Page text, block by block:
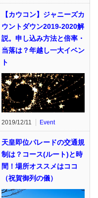
【カウコン】ジャニーズカ
ウントダウン2019-2020解
説。申し込み方法と倍率・
当落は？年越し一大イベン
ト
2019/12/11 Event
天皇即位パレードの交通規
制は？コース(ルート)と時
間！場所オススメはココ
（祝賀御列の儀）